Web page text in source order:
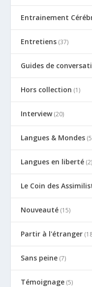
Entrainement
Entretiens (37)
Guides de
Hors collection (1)
Interview(20)
Langues & Mondes
Langues en liberté (2)
Le Coin des
Nouveauté (15)
Partir à l'étranger
Sans peine (7)
Témoignage (5)